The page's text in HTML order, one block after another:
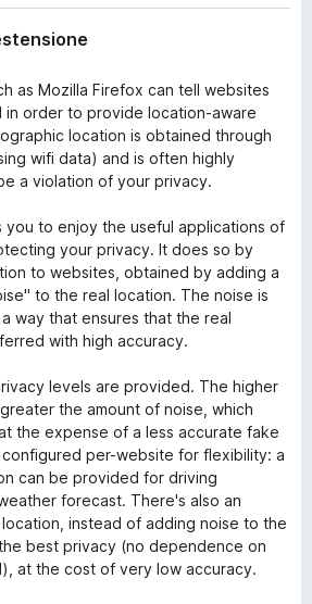
as Mozilla Firefox can tell websites
order to provide location-aware
location is obtained through
wifi data) and is often highly
a violation of your privacy.
you to enjoy the useful applications of
your privacy. It does so by
to websites, obtained by adding a
to the real location. The noise is
way that ensures that the real
with high accuracy.
levels are provided. The higher
the amount of noise, which
the expense of a less accurate fake
per-website for flexibility: a
can be provided for driving
forecast. There's also an
instead of adding noise to the
best privacy (no dependence on
at the cost of very low accuracy.